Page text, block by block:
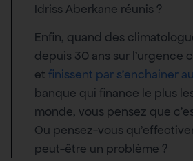
Idriss Aberkane réunis ?
Enfin, quand des
depuis 30 ans sur l’urgence
et finissent par s’enchainer
banque qui finance le plus
monde, vous pensez que
Ou pensez-vous
peut-être un problème ?